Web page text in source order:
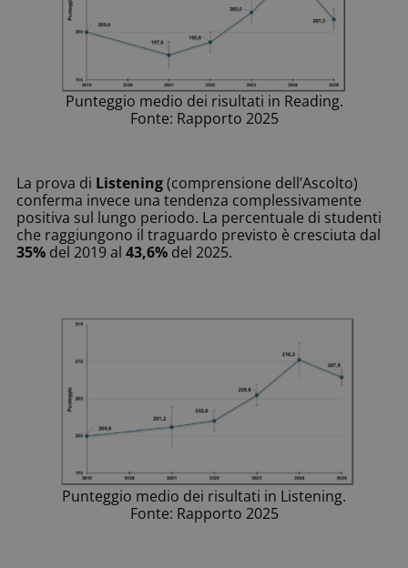
Punteggio medio dei risultati in Reading.
Fonte: Rapporto 2025
La prova di Listening(comprensione dell’Ascolto)
conferma invece una tendenza complessivamente
positiva sul lungo periodo. La percentuale di studenti
che raggiungono il traguardo previsto è cresciuta dal
35% del 2019 al 43,6% del 2025.
Punteggio medio dei risultati in Listening.
Fonte: Rapporto 2025